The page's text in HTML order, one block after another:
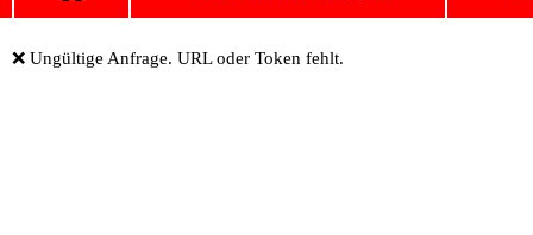
❌ Ungültige Anfrage. URL oder Token fehlt.